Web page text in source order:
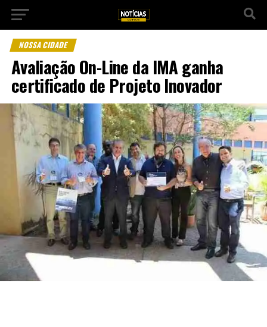
NOSSA CIDADE
Avaliação On-Line da IMA ganha
certificado de Projeto Inovador